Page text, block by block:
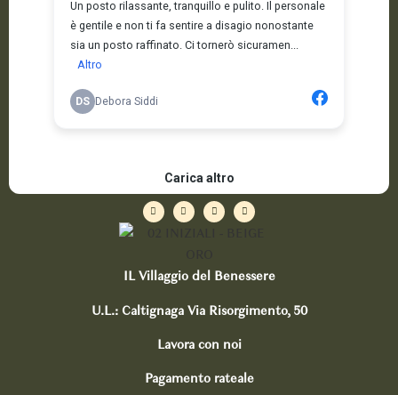
IL Villaggio del Benessere
U.L.: Caltignaga Via Risorgimento, 50
Lavora con noi
Pagamento rateale